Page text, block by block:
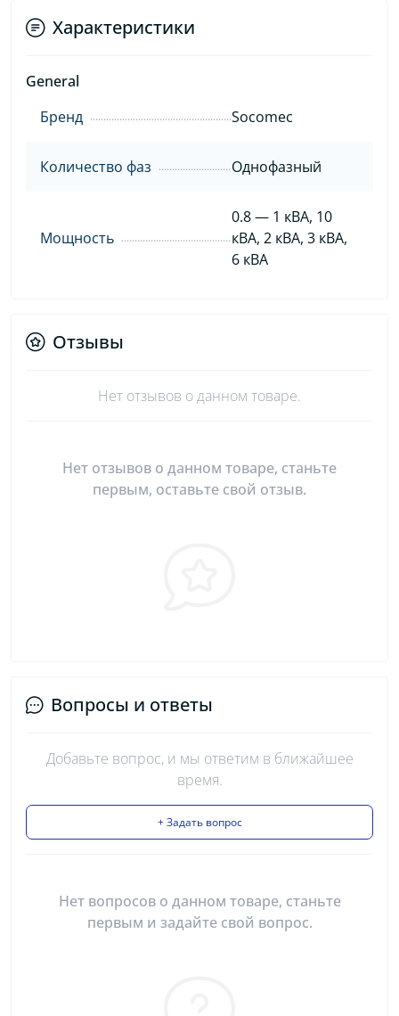
Характеристики
General
Бренд
Socomec
Количество фаз Однофазный
Мощность
0.8 — 1 кВА, 10
кВА, 2 кВА, 3 кВА,
6 кВА
Отзывы
Нет отзывов о данном товаре.
Нет отзывов о данном товаре, станьте
первым, оставьте свой отзыв.
Вопросы и ответы
Добавьте вопрос, и мы ответим в ближайшее
время.
+ Задать вопрос
Нет вопросов о данном товаре, станьте
первым и задайте свой вопрос.